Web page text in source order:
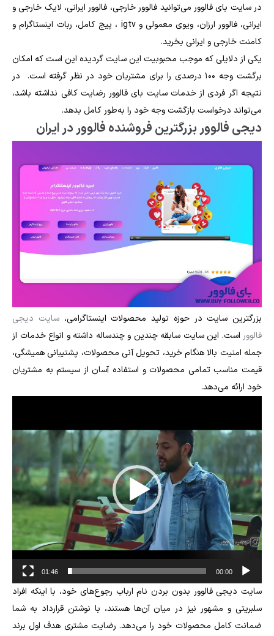
در سایت بای فالوور می‌توانید فالوور خارجی، فالوور ایرانی، لایک خارجی و
ایرانی، فالوور ارزان، ویوی معمولی و igtv ، پیج کامل، ربات اینستاگرام و
کامنت خارجی و ایرانی بخرید.
یکی از دلایلی که موجب محبوبیت این سایت گردیده این است که امکان
برگشت وجه ۱۰۰ درصدی را برای مشتریان خود در نظر گرفته است. در
نتیجه اگر فردی از خدمات سایت بای فالوور رضایت کافی نداشته باشد،
می‌تواند درخواست بازگشت وجه خود را به‌طور کامل بدهد.
دیجی فالوور بزرگترین فروشنده فالوور در ایران
بزرگترین سایت در حوزه تولید محصولات اینستاگرامی،سایت دیجی
فالوور است. این سایت سابقه چندین و چندساله داشته و انواع خدمات از
جمله امنیت بالا هنگام خرید، تحویل آنی محصولات، پشتیبانی همیشگی،
قیمت مناسب تمامی محصولات و استفاده آسان از سیستم به مشتریان
خود ارائه می‌دهد.
00:00
01:46
سایت دیجی فالوور بدون بردن نام ارباب رجوع‌های خود، با اینکه افراد
سلبریتی و مشهور نیز در میان آن‌ها هستند، با نوشتن قرارداد به شما
ضمانت کامل محصولات خود را می‌دهد. رضایت مشتری هدف اول برند